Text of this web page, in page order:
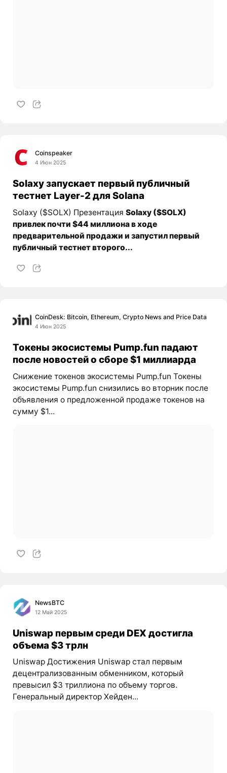
Coinspeaker
4 Июн 2025
Solaxy запускает первый публичный
тестнет Layer-2 для Solana
Solaxy ($SOLX) Презентация Solaxy ($SOLX)
привлек почти $44 миллиона в ходе
предварительной продажи и запустил первый
публичный тестнет второго...
CoinDesk: Bitcoin, Ethereum, Crypto News and Price Data
4 Июн 2025
Токены экосистемы Pump.fun падают
после новостей о сборе $1 миллиарда
Снижение токенов экосистемы Pump.fun Токены
экосистемы Pump.fun снизились во вторник после
объявления о предложенной продаже токенов на
сумму $1...
NewsBTC
12 Май 2025
Uniswap первым среди DEX достигла
объема $3 трлн
Uniswap Достижения Uniswap стал первым
децентрализованным обменником, который
превысил $3 триллиона по объему торгов.
Генеральный директор Хейден...